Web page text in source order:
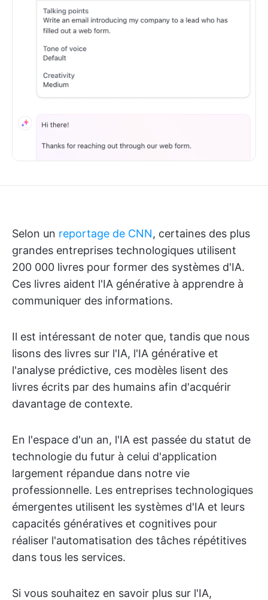
Selon un reportage de CNN, certaines des plus
grandes entreprises technologiques utilisent
200 000 livres pour former des systèmes d'IA.
Ces livres aident l'IA générative à apprendre à
communiquer des informations.
Il est intéressant de noter que, tandis que nous
lisons des livres sur l'IA, l'IA générative et
l'analyse prédictive, ces modèles lisent des
livres écrits par des humains afin d'acquérir
davantage de contexte.
En l'espace d'un an, l'IA est passée du statut de
technologie du futur à celui d'application
largement répandue dans notre vie
professionnelle. Les entreprises technologiques
émergentes utilisent les systèmes d'IA et leurs
capacités génératives et cognitives pour
réaliser l'automatisation des tâches répétitives
dans tous les services.
Si vous souhaitez en savoir plus sur l'IA,